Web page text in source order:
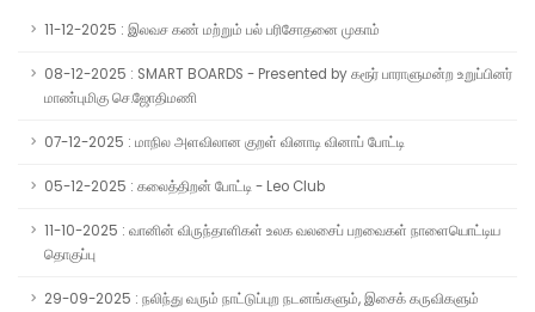
11-12-2025 : இலவச கண் மற்றும் பல் பரிசோதனை முகாம்
08-12-2025 : SMART BOARDS - Presented by கரூர் பாராளுமன்ற உறுப்பினர்
மாண்புமிகு செ.ஜோதிமணி
07-12-2025 : மாநில அளவிலான குறள் வினாடி வினாப் போட்டி
05-12-2025 : கலைத்திறன் போட்டி - Leo Club
11-10-2025 : வானின் விருந்தாளிகள் உலக வலசைப் பறவைகள் நாளையொட்டிய
தொகுப்பு
29-09-2025 : நலிந்து வரும் நாட்டுப்புற நடனங்களும், இசைக் கருவிகளும்